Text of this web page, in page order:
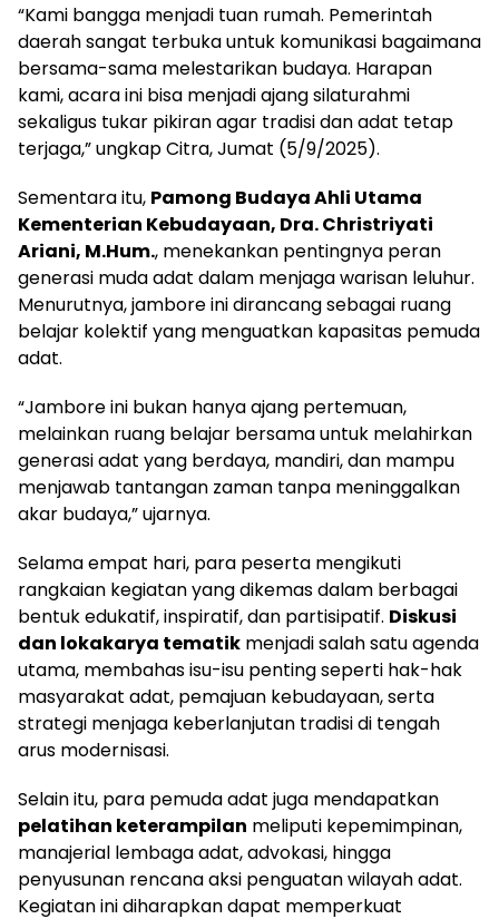
“Kami bangga menjadi tuan rumah. Pemerintah
daerah sangat terbuka untuk komunikasi bagaimana
bersama-sama melestarikan budaya. Harapan
kami, acara ini bisa menjadi ajang silaturahmi
sekaligus tukar pikiran agar tradisi dan adat tetap
terjaga,” ungkap Citra, Jumat (5/9/2025).
Sementara itu, Pamong Budaya Ahli Utama
Kementerian Kebudayaan, Dra. Christriyati
Ariani, M.Hum., menekankan pentingnya peran
generasi muda adat dalam menjaga warisan leluhur.
Menurutnya, jambore ini dirancang sebagai ruang
belajar kolektif yang menguatkan kapasitas pemuda
adat.
“Jambore ini bukan hanya ajang pertemuan,
melainkan ruang belajar bersama untuk melahirkan
generasi adat yang berdaya, mandiri, dan mampu
menjawab tantangan zaman tanpa meninggalkan
akar budaya,” ujarnya.
Selama empat hari, para peserta mengikuti
rangkaian kegiatan yang dikemas dalam berbagai
bentuk edukatif, inspiratif, dan partisipatif. Diskusi
dan lokakarya tematik menjadi salah satu agenda
utama, membahas isu-isu penting seperti hak-hak
masyarakat adat, pemajuan kebudayaan, serta
strategi menjaga keberlanjutan tradisi di tengah
arus modernisasi.
Selain itu, para pemuda adat juga mendapatkan
pelatihan keterampilan meliputi kepemimpinan,
manajerial lembaga adat, advokasi, hingga
penyusunan rencana aksi penguatan wilayah adat.
Kegiatan ini diharapkan dapat memperkuat